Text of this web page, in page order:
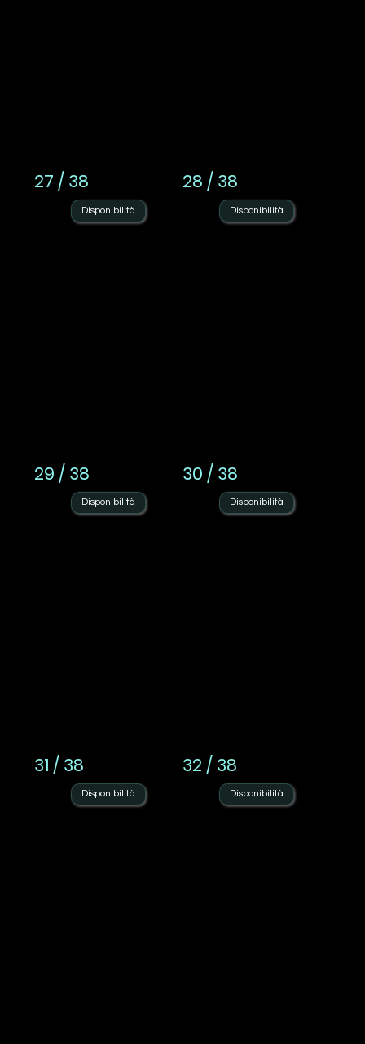
27 / 38
Disponibilità
28 / 38
Disponibilità
29 / 38
Disponibilità
30 / 38
Disponibilità
31 / 38
Disponibilità
32 / 38
Disponibilità